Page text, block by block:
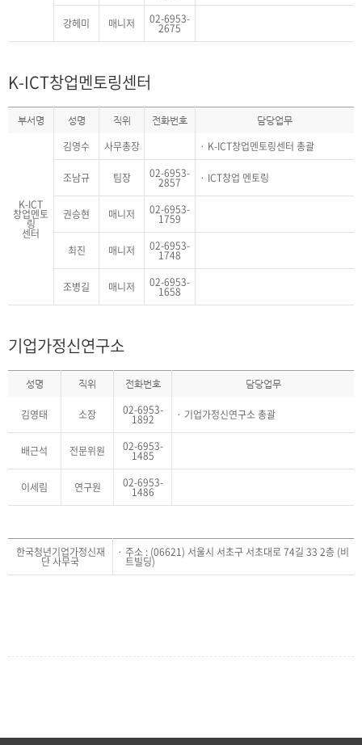
강헤미 매니저 02-6953-
2675
K-ICT창업멘토링센터
부서명 성명 직위 전화번호 담당업무
K-ICT
창업멘토
링
센터
김영수 사무총장 K-ICT창업멘토링센터 총괄
조남규 팀장 02-6953-
2857 ICT창업 멘토링
권승현 매니저 02-6953-
1759
최진 매니저 02-6953-
1748
조병길 매니저 02-6953-
1658
기업가정신연구소
성명 직위 전화번호 담당업무
김영태 소장 02-6953-
1892 기업가정신연구소 총괄
배근석 전문위원 02-6953-
1485
이세림 연구원 02-6953-
1486
한국청년기업가정신재
단 사무국
주소 : (06621) 서울시 서초구 서초대로 74길 33 2층 (비
트빌딩)